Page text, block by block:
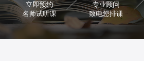
立即预约
名师试听课
专业顾问
致电您排课